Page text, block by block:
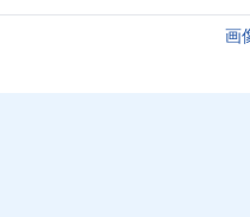
画